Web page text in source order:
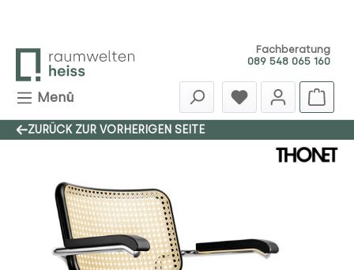
Fachberatung
089 548 065 160
Menü
ZURÜCK ZUR VORHERIGEN SEITE
Bildergalerie überspringen